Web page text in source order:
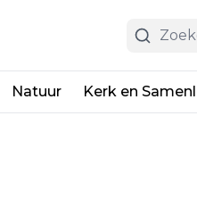
Natuur Kerk en